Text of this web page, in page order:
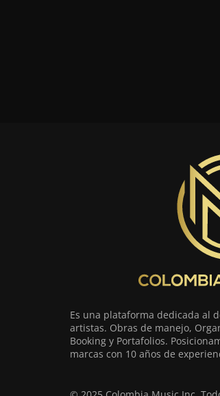
Es una plataforma dedicada al
artistas. Obras de manejo,
Booking y Portafolios.
marcas con 10 años de